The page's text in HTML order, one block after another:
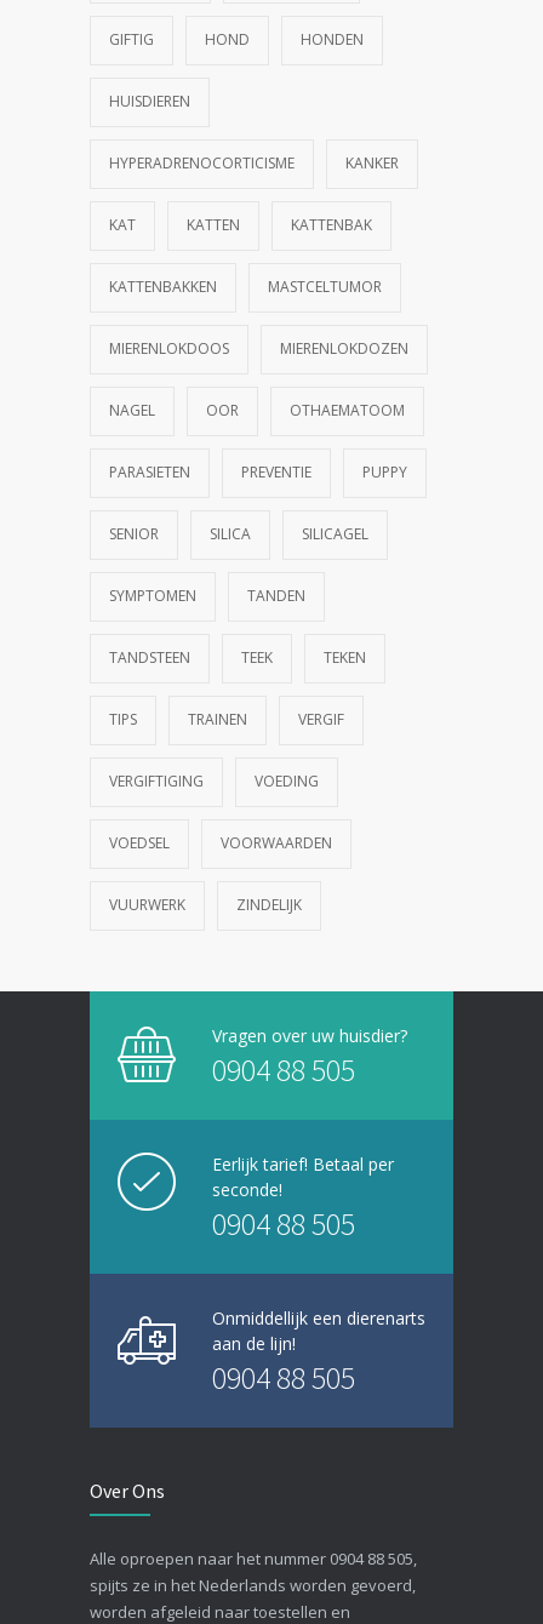
GIFTIG HOND HONDEN
HUISDIEREN
HYPERADRENOCORTICISME KANKER
KAT KATTEN KATTENBAK
KATTENBAKKEN MASTCELTUMOR
MIERENLOKDOOS MIERENLOKDOZEN
NAGEL OOR OTHAEMATOOM
PARASIETEN PREVENTIE PUPPY
SENIOR SILICA SILICAGEL
SYMPTOMEN TANDEN
TANDSTEEN TEEK TEKEN
TIPS TRAINEN VERGIF
VERGIFTIGING VOEDING
VOEDSEL VOORWAARDEN
VUURWERK ZINDELIJK
Vragen over uw huisdier?
0904 88 505
Eerlijk tarief! Betaal per
seconde!
0904 88 505
Onmiddellijk een dierenarts
aan de lijn!
0904 88 505
Over Ons
Alle oproepen naar het nummer 0904 88 505,
spijts ze in het Nederlands worden gevoerd,
worden afgeleid naar toestellen en